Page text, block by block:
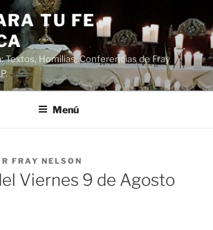
TU FE
Textos, Homilias, Conferencias de Fray
Menú
FRAY NELSON
Viernes 9 de Agosto